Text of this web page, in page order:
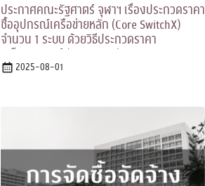
ประกาศคณะรัฐศาตร์ จุฬาฯ เรื่องประกวดราคา
ซื้ออุปกรณ์เครือข่ายหลัก (Core SwitchX)
จำนวน 1 ระบบ ด้วยวิธีประกวดราคา
อิเล็กทรอนิกส์ (e-bidding)
2025-08-01